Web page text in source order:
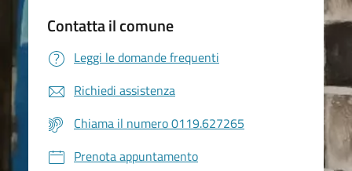
Contatta il comune
Leggi le domande frequenti
Richiedi assistenza
Chiama il numero 0119.627265
Prenota appuntamento